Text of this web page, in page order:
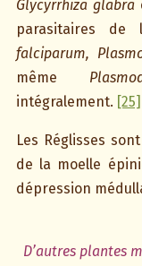
Glycyrrhiza glabra
parasitaires
falciparum,
même
intégralement. [25]
Les Réglisses
de la moelle
dépression
D’autres plantes